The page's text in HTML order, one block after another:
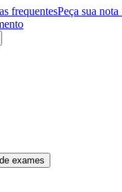
frequentesPeça sua nota
exames